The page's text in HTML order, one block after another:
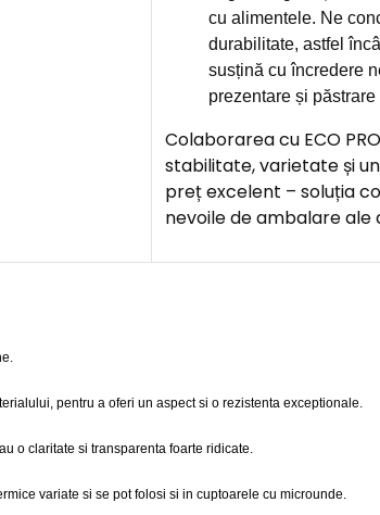
cu alimentele. Ne
durabilitate, astfel
susțină cu încredere
prezentare și
Colaborarea cu ECO
stabilitate, varietate și
preț excelent – soluția
nevoile de ambalare ale
pentru a oferi un aspect si o rezistenta exceptionale.
o claritate si transparenta foarte ridicate.
variate si se pot folosi si in cuptoarele cu microunde.